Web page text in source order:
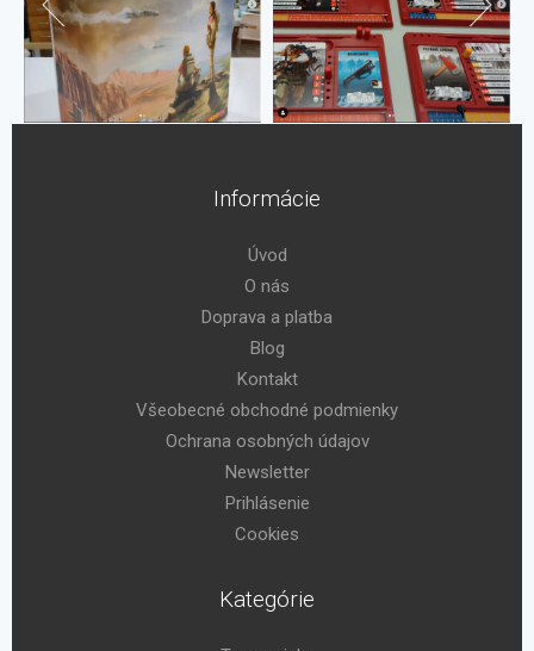
Informácie
Úvod
O nás
Doprava a platba
Blog
Kontakt
Všeobecné obchodné podmienky
Ochrana osobných údajov
Newsletter
Prihlásenie
Cookies
Kategórie